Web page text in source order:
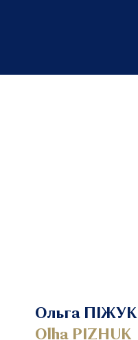
Ольга ПІЖУК
Olha PIZHUK